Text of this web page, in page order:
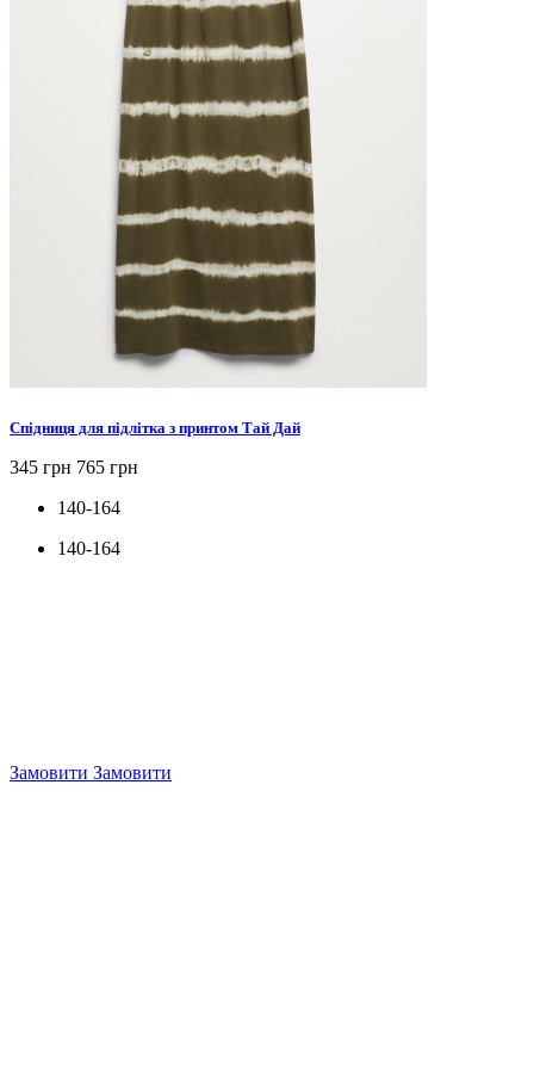
Спідниця для підлітка з принтом Тай Дай
345 грн 765 грн
140-164
140-164
Замовити Замовити